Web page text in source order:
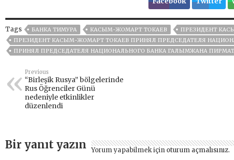
Tags БАНКА ТИМУРА КАСЫМ-ЖОМАРТ ТОКАЕВ
ПРЕЗИДЕНТ
ПРЕЗИДЕНТ КАСЫМ-ЖОМАРТ ТОКАЕВ ПРИНЯЛ ПРЕДСЕДАТЕЛЯ
ПРИНЯЛ ПРЕДСЕДАТЕЛЯ НАЦИОНАЛЬНОГО БАНКА ГАЛЫМЖАНА
Previous
“Birleşik Rusya” bölgelerinde
Rus Öğrenciler Günü
nedeniyle etkinlikler
düzenlendi
Bir yanıt yazın Yorum yapabilmek için oturum açmalısınız.